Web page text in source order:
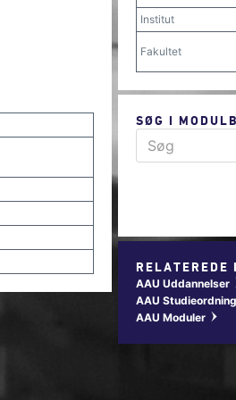
Institut
Fakultet
SØG I
RELATEREDE
AAU Uddannelser
AAU
AAU Moduler w